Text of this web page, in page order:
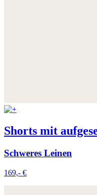
Shorts mit
Schweres Leinen
169,- €